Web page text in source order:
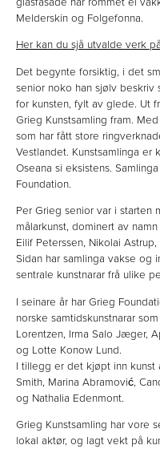
Melderskin og Folgefonna.
Her kan du sjå utvalde verk
Det begynte forsiktig, i det
senior noko han sjølv beskriv
for kunsten, fylt av glede. Ut
Grieg Kunstsamling fram.
som har fått store
Vestlandet. Kunstsamlinga
Oseana si eksistens.
Foundation.
Per Grieg senior var i starten
målarkunst, dominert av
Eilif Peterssen, Nikolai
Sidan har samlinga vakse og
sentrale kunstnarar frå ulike
I seinare år har Grieg
norske samtidskunstnarar
Lorentzen, Irma Salo Jæger,
og Lotte Konow Lund.
I tillegg er det kjøpt inn kunst
Smith, Marina Abramović,
og Nathalia Edenmont.
Grieg Kunstsamling har vore
lokal aktør, og lagt vekt på